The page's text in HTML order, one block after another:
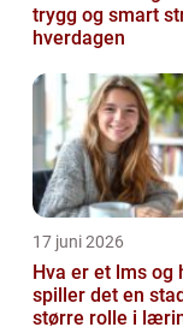
trygg og smart
hverdagen
17 juni 2026
Hva er et lms og
spiller det en
større rolle i